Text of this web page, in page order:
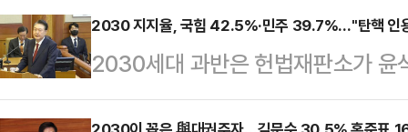
2030 지지율, 국힘 42.5%·민주 39.7%…"탄핵 인
2030세대 과반은 헌법재판소가 윤
고 예측하는 것으로 나타났다.데일